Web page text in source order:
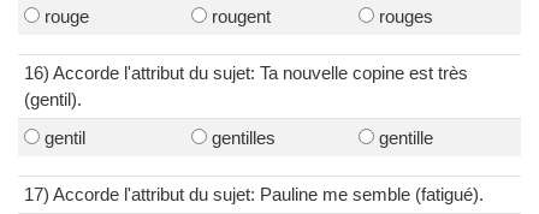
rouge rougent rouges
16) Accorde l'attribut du sujet: Ta nouvelle copine est très
(gentil).
gentil
gentilles gentille
17) Accorde l'attribut du sujet: Pauline me semble (fatigué).